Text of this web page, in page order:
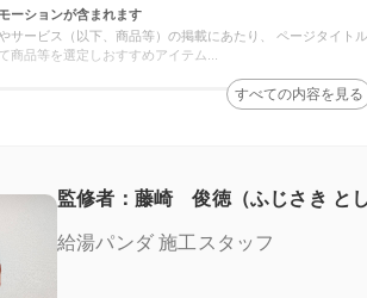
事業に対応している業者を厳選してご紹介！
ーションが含まれます
サービス（以下、商品等）の掲載にあたり、 ページタイト
商品等を選定しおすすめアイテム
監修者：藤崎 俊徳（ふじさき とし
給湯パンダ 施工スタッフ